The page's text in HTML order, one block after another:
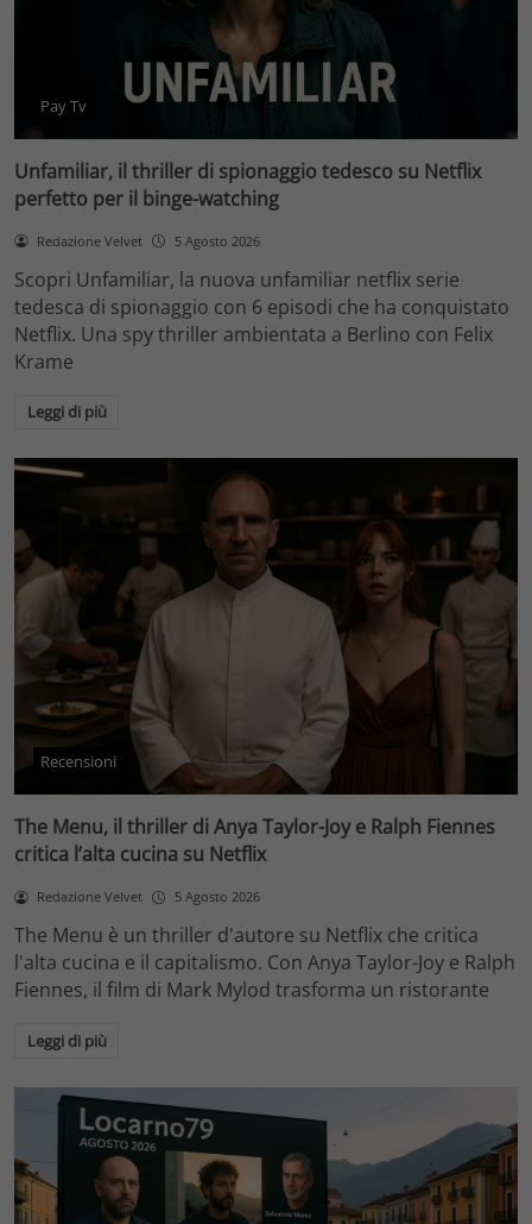
Pay Tv
Unfamiliar, il thriller di spionaggio tedesco su Netflix
perfetto per il binge-watching
Redazione Velvet 5 Agosto 2026
Scopri Unfamiliar, la nuova unfamiliar netflix serie
tedesca di spionaggio con 6 episodi che ha conquistato
Netflix. Una spy thriller ambientata a Berlino con Felix
Krame
Leggi di più
Recensioni
The Menu, il thriller di Anya Taylor-Joy e Ralph Fiennes
critica l’alta cucina su Netflix
Redazione Velvet 5 Agosto 2026
The Menu è un thriller d'autore su Netflix che critica
l'alta cucina e il capitalismo. Con Anya Taylor-Joy e Ralph
Fiennes, il film di Mark Mylod trasforma un ristorante
Leggi di più